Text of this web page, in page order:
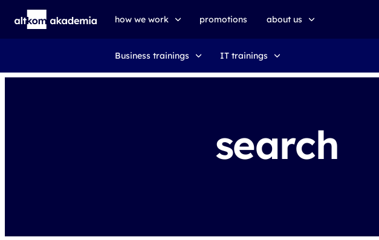
how we work
trainings
exams
promotions about us
about altkom akademia
Sustainable development
Business trainings IT trainings
search